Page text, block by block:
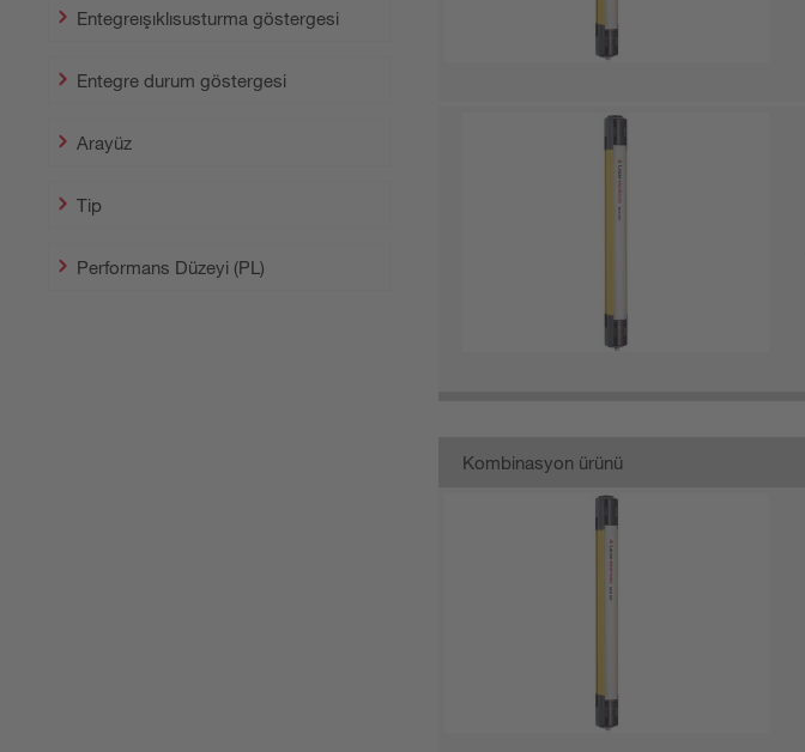
Entegreışıklısusturma göstergesi
Entegre durum göstergesi
Arayüz
Tip
Performans Düzeyi (PL)
Kombinasyon ürünü